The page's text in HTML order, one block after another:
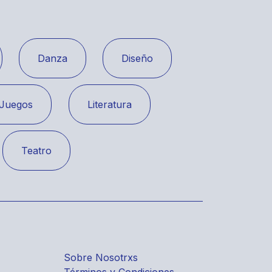
Danza Diseño
Literatura
Teatro
Sobre Nosotrxs